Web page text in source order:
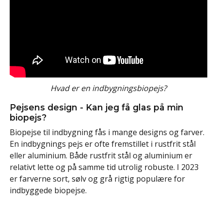
Hvad er en indbygningsbiopejs?
Pejsens design - Kan jeg få glas på min
biopejs?
Biopejse til indbygning fås i mange designs og farver.
En indbygnings pejs er ofte fremstillet i rustfrit stål
eller aluminium. Både rustfrit stål og aluminium er
relativt lette og på samme tid utrolig robuste. I 2023
er farverne sort, sølv og grå rigtig populære for
indbyggede biopejse.